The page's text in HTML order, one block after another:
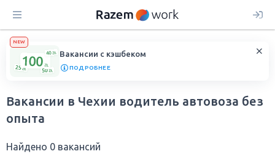
NEW
Вакансии с кэшбеком
ПОДРОБНЕЕ
Вакансии в Чехии водитель автовоза без
опыта
Найдено 0 вакансий